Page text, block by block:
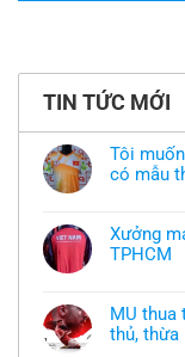
TIN TỨC MỚI
Tôi
có mẫu
bình
luận
ở
áo
thun
đồng
Xưởng
TPHCM
bình
luận
ở
Xưởng
MU thua
thủ, thừa